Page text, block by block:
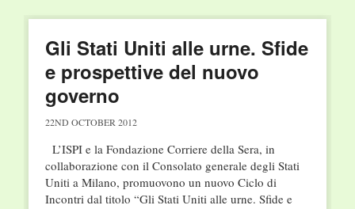
Gli Stati Uniti alle urne. Sfide
e prospettive del nuovo
governo
22ND OCTOBER 2012
L’ISPI e la Fondazione Corriere della Sera, in
collaborazione con il Consolato generale degli Stati
Uniti a Milano, promuovono un nuovo Ciclo di
Incontri dal titolo “Gli Stati Uniti alle urne. Sfide e